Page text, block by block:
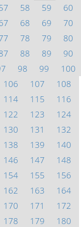
58 59
60
68 69
70
78 79
80
88 89
90
98 99
100
106 107
108
114 115
116
122 123
124
130 131
132
138 139
140
146 147
148
154 155
156
162 163
164
170 171
172
178 179
180